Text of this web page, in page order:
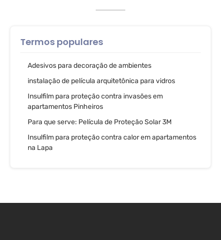
Termos populares
Adesivos para decoração de ambientes
instalação de película arquitetônica para vidros
Insulfilm para proteção contra invasões em
apartamentos Pinheiros
Para que serve: Película de Proteção Solar 3M
Insulfilm para proteção contra calor em apartamentos
na Lapa